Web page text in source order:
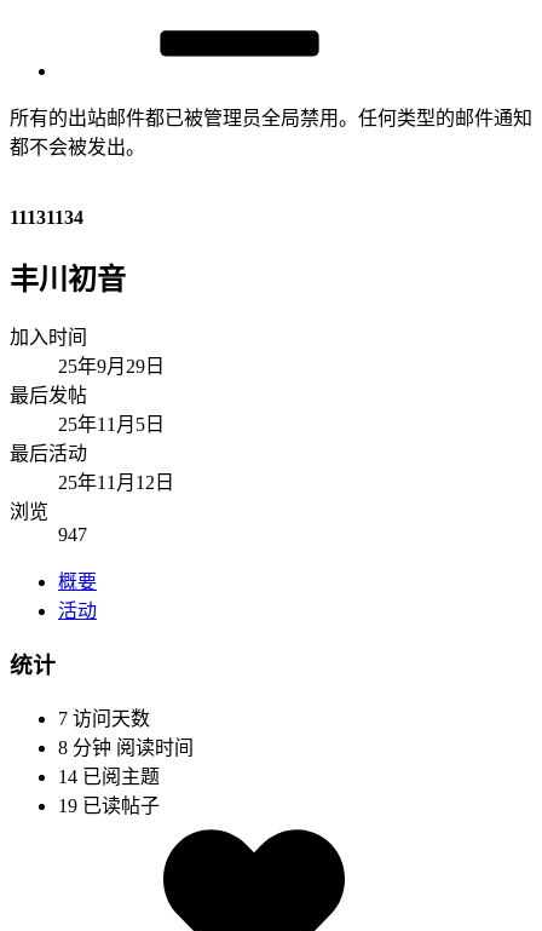
所有的出站邮件都已被管理员全局禁用。任何类型的邮件通知
都不会被发出。
11131134
丰川初音
加入时间
25年9月29日
最后发帖
25年11月5日
最后活动
25年11月12日
浏览
947
概要
活动
统计
7 访问天数
8 分钟 阅读时间
14 已阅主题
19 已读帖子